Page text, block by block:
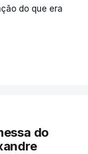
do que era
do